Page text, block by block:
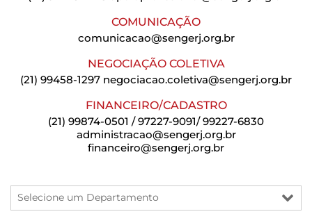
COMUNICAÇÃO
comunicacao@sengerj.org.br
NEGOCIAÇÃO COLETIVA
(21) 99458-1297 negociacao.coletiva@sengerj.org.br
FINANCEIRO/CADASTRO
(21) 99874-0501 / 97227-9091/ 99227-6830
administracao@sengerj.org.br
financeiro@sengerj.org.br